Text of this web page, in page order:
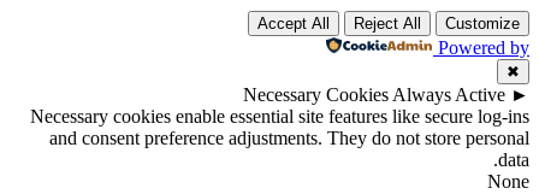
Customize
Reject All
Accept All
Powered by
✖
►
Necessary Cookies Always Active
Necessary cookies enable essential site features like secure log-ins
and consent preference adjustments. They do not store personal
data.
None